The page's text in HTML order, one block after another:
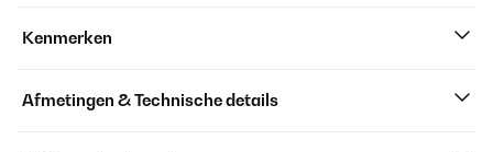
Kenmerken
Afmetingen & Technische details